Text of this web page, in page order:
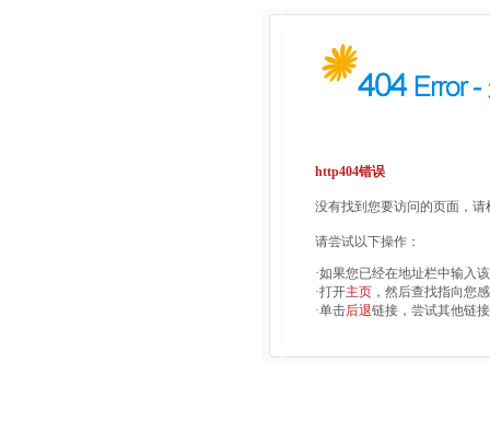
http404错误
没有找到您要访问的页面，
请尝试以下操作：
·如果您已经在地址栏中输入
·打开主页 ，然后查找指向您
·单击后退链接，尝试其他链